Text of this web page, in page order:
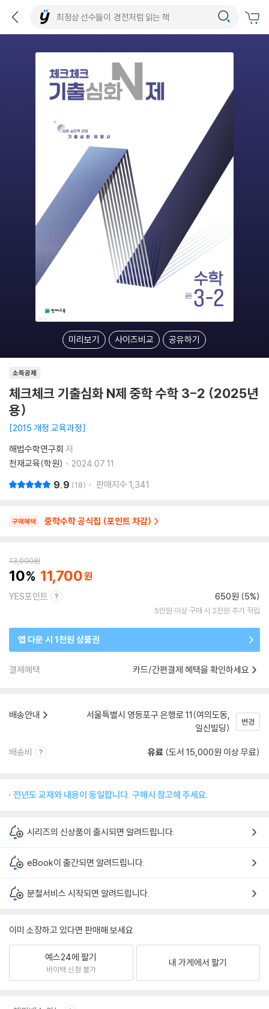
미리보기 사이즈비교 공유하기
소득공제
체크체크 기출심화 N제 중학 수학 3-2 (2025년
용)
2015 개정 교육과정
해법수학연구회 저
천재교육(학원)
2024.07.11.
9.9 18 판매지수 1,341
구매혜택 중학수학 공식집 (포인트 차감)
13,000원
10 11,700
YES포인트 650원 (5%)
5만원 이상 구매 시 2천원 추가 적립
앱 다운 시 1천원 상품권
결제혜택 카드/간편결제 혜택을 확인하세요
배송안내
서울특별시 영등포구 은행로 11(여의도동,
일신빌딩)
변경
배송비 유료 (도서 15,000원 이상 무료)
전년도 교재와 내용이 동일합니다. 구매시 참고해 주세요.
시리즈의 신상품이 출시되면 알려드립니다.
eBook이 출간되면 알려드립니다.
분철서비스 시작되면 알려드립니다.
이미 소장하고 있다면 판매해 보세요.
예스24에 팔기
바이백 신청 불가
내 가게에서 팔기